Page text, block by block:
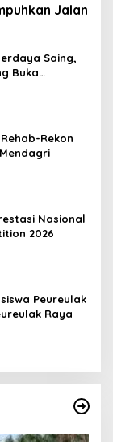
Jalan
Saing,
Buka
Rekon
Nasional
2026
Peureulak
Raya